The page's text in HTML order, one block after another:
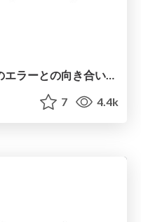
Go製Webアプリケーションのエラーとの向き合い方大全、あるいはやっぱりスタックトレース欲しいやん / Kyoto.go #50
7 4.4k